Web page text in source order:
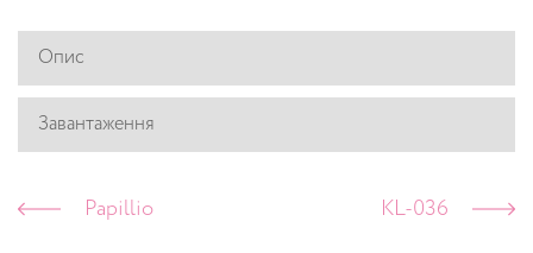
Опис
Завантаження
Papillio KL-036